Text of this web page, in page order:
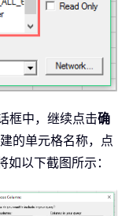
框中，继续点击确
的单元格名称，点
以下截图所示：